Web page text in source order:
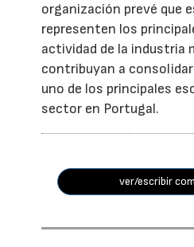
organización prevé que
representen los
actividad de la industria
contribuyan a
uno de los principales
sector en Portugal.
ver/escribir